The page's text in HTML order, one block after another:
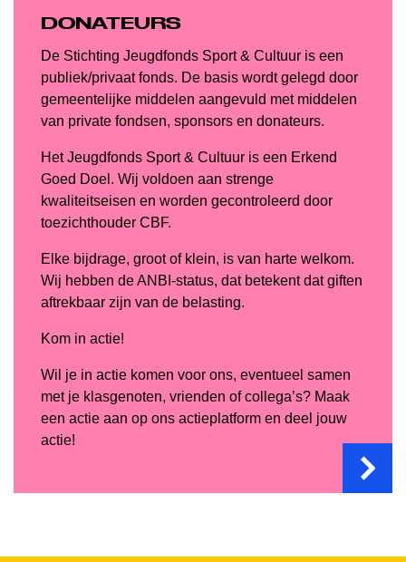
DONATEURS
De Stichting Jeugdfonds Sport & Cultuur is een
publiek/privaat fonds. De basis wordt gelegd door
gemeentelijke middelen aangevuld met middelen
van private fondsen, sponsors en donateurs.
Het Jeugdfonds Sport & Cultuur is een Erkend
Goed Doel. Wij voldoen aan strenge
kwaliteitseisen en worden gecontroleerd door
toezichthouder CBF.
Elke bijdrage, groot of klein, is van harte welkom.
Wij hebben de ANBI-status, dat betekent dat giften
aftrekbaar zijn van de belasting.
Kom in actie!
Wil je in actie komen voor ons, eventueel samen
met je klasgenoten, vrienden of collega’s? Maak
een actie aan op ons actieplatform en deel jouw
actie!